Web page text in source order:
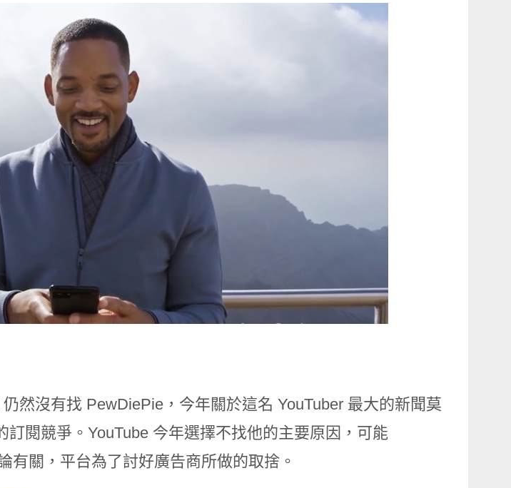
然沒有找 PewDiePie，今年關於這名 YouTuber 最大的新聞莫
訂閱競爭。YouTube 今年選擇不找他的主要原因，可能
有關，平台為了討好廣告商所做的取捨。